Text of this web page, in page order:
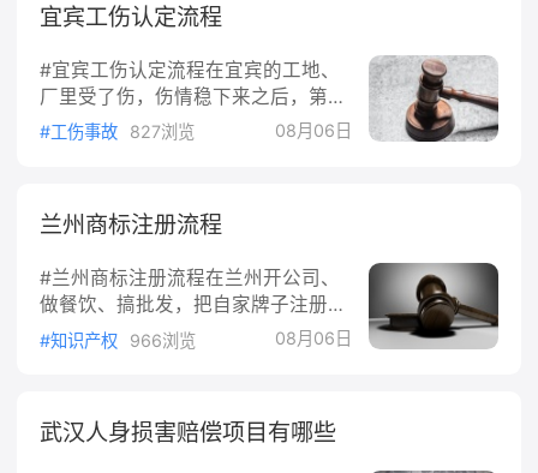
刀威胁他人的行为导致被害人受到精神损害或者财
任。
宜宾工伤认定流程
#宜宾工伤认定流程在宜宾的工地、
厂里受了伤，伤情稳下来之后，第一
件要紧事就是做工伤认定。认定了工
宜宾执行的就是《工伤保险条例》，
一次讲清。##受了工伤，第一步是
报给单位事故发生后别拖，第一时间
告知单位。根据《工伤保险条例》第
宜宾的申报窗口就是市、县两级社会
#工伤事故 827浏览 08月06日
兰州商标注册流程
#兰州商标注册流程在兰州开公司、
做餐饮、搞批发，把自家牌子注册成
商标，才算真正把名字攥在手里。很
多人以为注册商标要走什么特殊门
注册的完整流程、要准备的材料和大
#知识产权 966浏览 08月06日
武汉人身损害赔偿项目有哪些